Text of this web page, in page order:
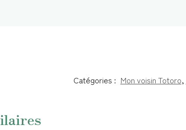
Catégories : Mon voisin Totoro,